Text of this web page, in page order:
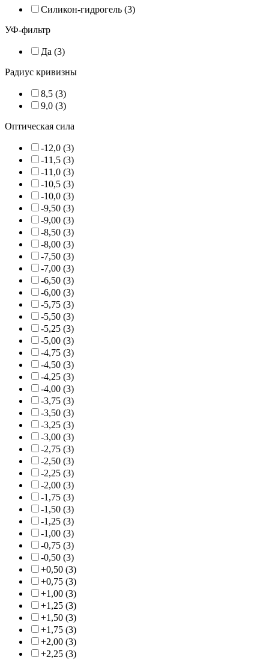
Силикон-гидрогель (3)
УФ-фильтр
Да (3)
Радиус кривизны
8,5 (3)
9,0 (3)
Оптическая сила
-12,0 (3)
-11,5 (3)
-11,0 (3)
-10,5 (3)
-10,0 (3)
-9,50 (3)
-9,00 (3)
-8,50 (3)
-8,00 (3)
-7,50 (3)
-7,00 (3)
-6,50 (3)
-6,00 (3)
-5,75 (3)
-5,50 (3)
-5,25 (3)
-5,00 (3)
-4,75 (3)
-4,50 (3)
-4,25 (3)
-4,00 (3)
-3,75 (3)
-3,50 (3)
-3,25 (3)
-3,00 (3)
-2,75 (3)
-2,50 (3)
-2,25 (3)
-2,00 (3)
-1,75 (3)
-1,50 (3)
-1,25 (3)
-1,00 (3)
-0,75 (3)
-0,50 (3)
+0,50 (3)
+0,75 (3)
+1,00 (3)
+1,25 (3)
+1,50 (3)
+1,75 (3)
+2,00 (3)
+2,25 (3)